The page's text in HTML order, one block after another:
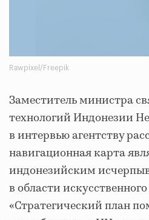
Rawpixel/Freepik
Заместитель министра
технологий Индонезии
в интервью агентству
навигационная карта
индонезийским
в области
«Стратегический план